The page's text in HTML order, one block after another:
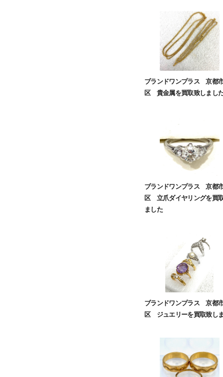
ブランドワンプラス 京都
区 貴金属を買取致しまし
ブランドワンプラス 京都
区 立爪ダイヤリングを買
ました
ブランドワンプラス 京都
区 ジュエリーを買取致し